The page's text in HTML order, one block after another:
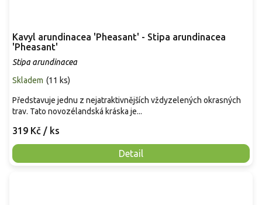
Kavyl arundinacea 'Pheasant' - Stipa arundinacea
'Pheasant'
Stipa arundinacea
Skladem (11 ks)
319 Kč / ks
Detail
Představuje jednu z nejatraktivnějších vždyzelených okrasných
trav. Tato novozélandská kráska je...